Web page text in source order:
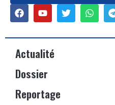
Actualité
Dossier
Reportage